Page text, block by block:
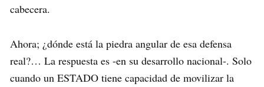
cabecera.
Ahora; ¿dónde está la piedra angular de esa defensa
real?… La respuesta es -en su desarrollo nacional-. Solo
cuando un ESTADO tiene capacidad de movilizar la